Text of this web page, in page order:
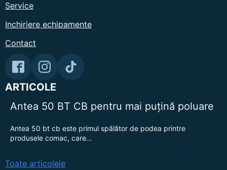
Service
Inchiriere echipamente
Contact
ARTICOLE
Antea 50 BT CB pentru mai puțină poluare
Antea 50 bt cb este primul spălător de podea printre
produsele comac, care…
Toate articolele